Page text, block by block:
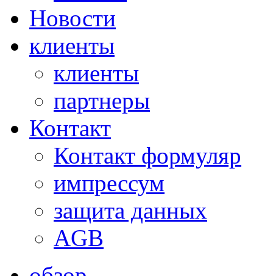
Новости
клиенты
клиенты
партнеры
Контакт
Контакт формуляр
импрессум
защита данных
AGB